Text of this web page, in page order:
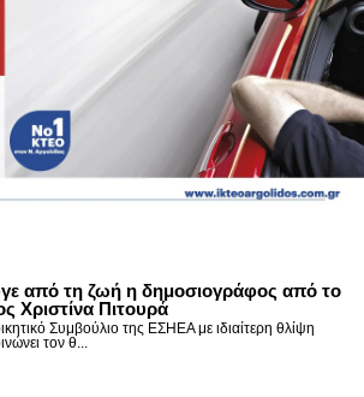
από τη ζωή η δημοσιογράφος από το
Χριστίνα Πιτουρά
Συμβούλιο της ΕΣΗΕΑ με ιδιαίτερη θλίψη
τον θ...